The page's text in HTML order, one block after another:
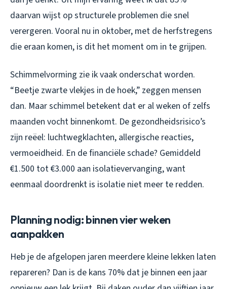
daarvan wijst op structurele problemen die snel
verergeren. Vooral nu in oktober, met de herfstregens
die eraan komen, is dit het moment om in te grijpen.
Schimmelvorming zie ik vaak onderschat worden.
“Beetje zwarte vlekjes in de hoek,” zeggen mensen
dan. Maar schimmel betekent dat er al weken of zelfs
maanden vocht binnenkomt. De gezondheidsrisico’s
zijn reëel: luchtwegklachten, allergische reacties,
vermoeidheid. En de financiële schade? Gemiddeld
€1.500 tot €3.000 aan isolatievervanging, want
eenmaal doordrenkt is isolatie niet meer te redden.
Planning nodig: binnen vier weken
aanpakken
Heb je de afgelopen jaren meerdere kleine lekken laten
repareren? Dan is de kans 70% dat je binnen een jaar